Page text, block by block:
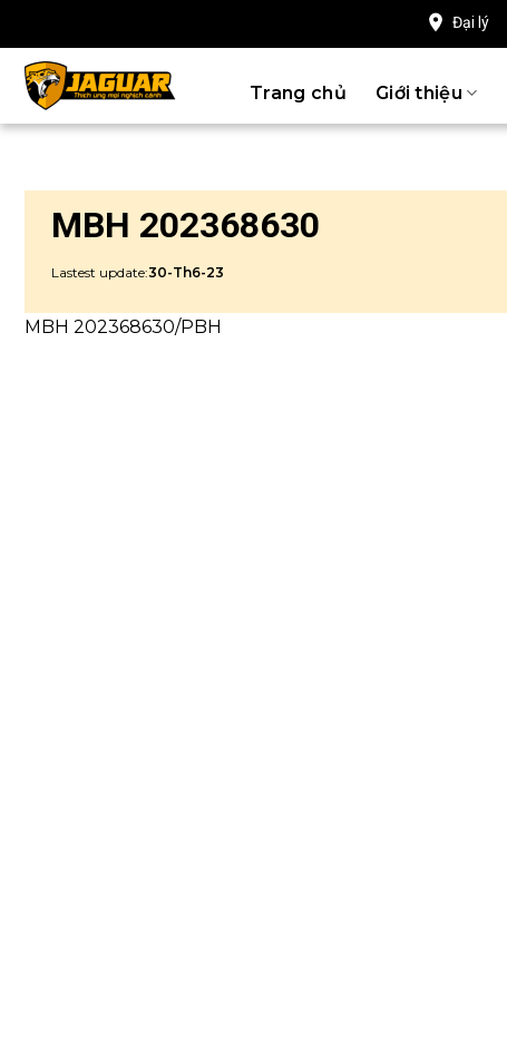
dung
Đại lý
Trang chủ Giới thiệu
MBH 202368630
Lastest update:30-Th6-23
MBH 202368630/PBH